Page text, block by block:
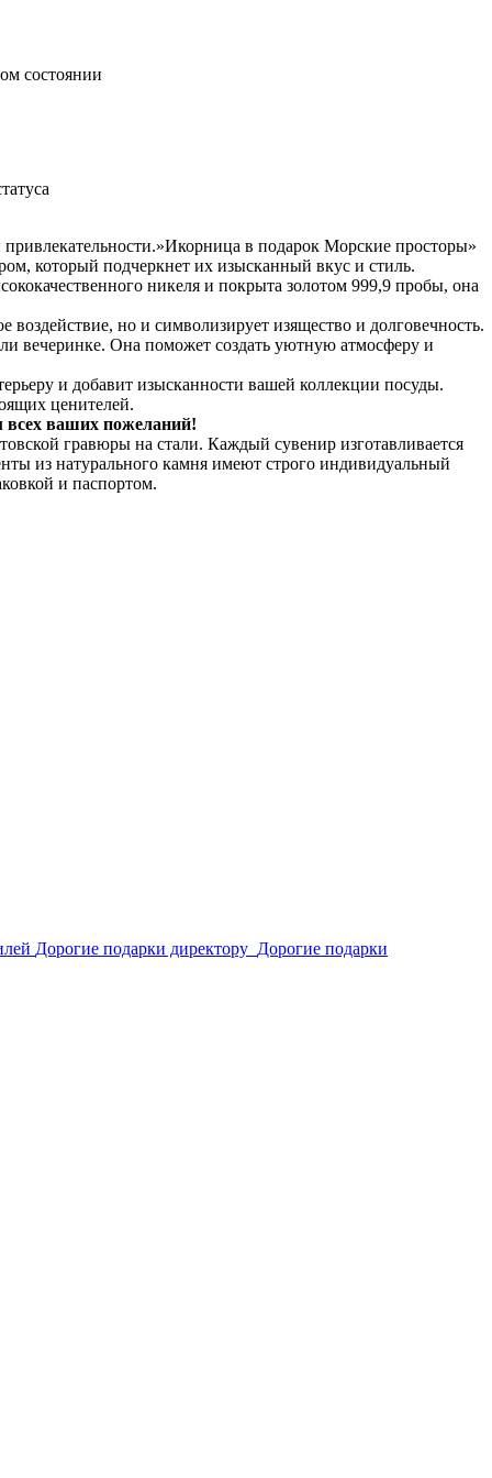
состоянии
в подарок Морские просторы»
который подчеркнет их изысканный вкус и стиль.
никеля и покрыта золотом 999,9 пробы, она
воздействие, но и символизирует изящество и долговечность.
вечеринке. Она поможет создать уютную атмосферу и
и добавит изысканности вашей коллекции посуды.
ценителей.
всех ваших пожеланий!
гравюры на стали. Каждый сувенир изготавливается
из натурального камня имеют строго индивидуальный
и паспортом.
Дорогие подарки директору Дорогие подарки